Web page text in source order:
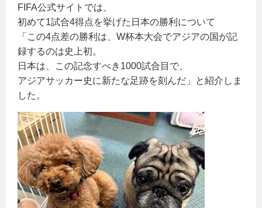
FIFA公式サイトでは、
初めて1試合4得点を挙げた日本の勝利について
「この4点差の勝利は、W杯本大会でアジアの国が記
録するのは史上初。
日本は、この記念すべき1000試合目で、
アジアサッカー史に新たな足跡を刻んだ」と紹介しま
した。